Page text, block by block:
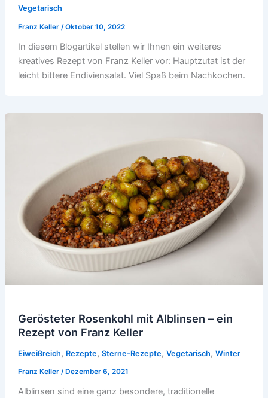
Vegetarisch
Franz Keller /Oktober 10, 2022
In diesem Blogartikel stellen wir Ihnen ein weiteres
kreatives Rezept von Franz Keller vor: Hauptzutat ist der
leicht bittere Endiviensalat. Viel Spaß beim Nachkochen.
Gerösteter Rosenkohl mit Alblinsen – ein
Rezept von Franz Keller
Eiweißreich, Rezepte, Sterne-Rezepte, Vegetarisch, Winter
Franz Keller / Dezember 6, 2021
Alblinsen sind eine ganz besondere, traditionelle